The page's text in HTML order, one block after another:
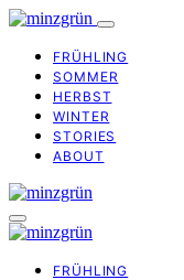
FRÜHLING
SOMMER
HERBST
WINTER
STORIES
ABOUT
FRÜHLING